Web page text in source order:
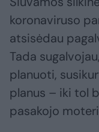
koronaviruso
atsisėdau
Tada
planuoti,
planus – iki tol
pasakojo